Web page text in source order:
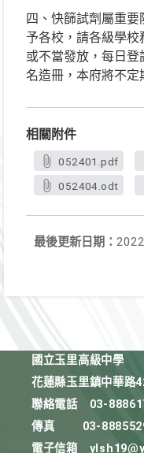
四、快篩試劑屬重
予各校，請各級學校
或不當發放，每日
名造冊，本府將不定
相關附件
052401.pdf
052404.odt
最後更新日期：
國立玉里高級中學
花蓮縣玉里鎮中華路
聯絡電話
03-
傳真
03-
電子信箱